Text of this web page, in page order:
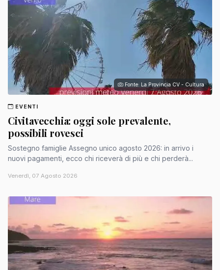
Fonte: La Provincia CV - Cultura
EVENTI
Civitavecchia: oggi sole prevalente,
possibili rovesci
Sostegno famiglie Assegno unico agosto 2026: in arrivo i
nuovi pagamenti, ecco chi riceverà di più e chi perderà...
Venerdì, 07 Agosto 2026